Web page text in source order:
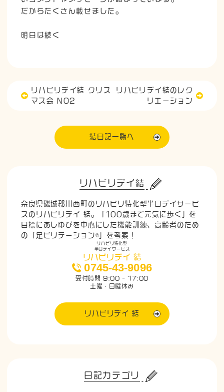
だからたくさん載せました。
明日は続く
リハビリデイ結 クリス
マス会 NO2
リハビリデイ結のレク
リエーション
結日記一覧へ
リハビリデイ結
奈良県磯城郡川西町のリハビリ特化型半日デイサービ
スのリハビリデイ 結。「100歳まで元気に歩く」を
目標にあしゆびを中心にした機能訓練、高齢者のため
の「足ビリテーション©」を考案！
リハビリ特化型
半日デイサービス
リハビリデイ 結
0745-43-9096
受付時間 9:00 - 17:00
土曜・日曜休み
リハビリデイ 結
日記カテゴリ